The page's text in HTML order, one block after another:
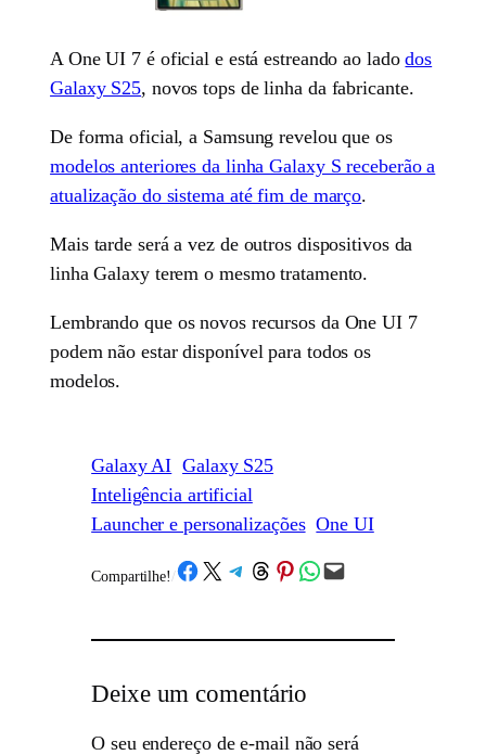
A One UI 7 é oficial e está estreando ao ladodos
Galaxy S25, novos tops de linha da fabricante.
De forma oficial, a Samsung revelou que os
modelos anteriores da linha Galaxy S receberão a
atualização do sistema até fim de março.
Mais tarde será a vez de outros dispositivos da
linha Galaxy terem o mesmo tratamento.
Lembrando que os novos recursos da One UI 7
podem não estar disponível para todos os
modelos.
Galaxy AI Galaxy S25
Inteligência artificial
Launcher e personalizações One UI
Compartilhe! /Share on Facebook
Share on X Share on Telegram
Share on Threads
Share on Pinterest
Share on WhatsApp
Email this Page
Deixe um comentário
O seu endereço de e-mail não será